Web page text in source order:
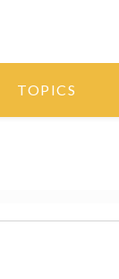
TOPICS